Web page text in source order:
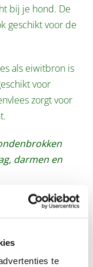
te
bij je hond. De
geschikt voor de
als eiwitbron is
voor
zorgt voor
darmen en